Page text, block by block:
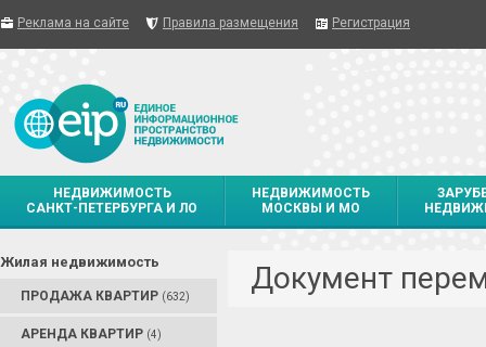
Реклама на сайте Правила размещения Регистрация
НЕДВИЖИМОСТЬ
САНКТ-ПЕТЕРБУРГА И ЛО
НЕДВИЖИМОСТЬ
МОСКВЫ И МО
Жилая недвижимость
ПРОДАЖА КВАРТИР (632)
АРЕНДА КВАРТИР (4)
Документ